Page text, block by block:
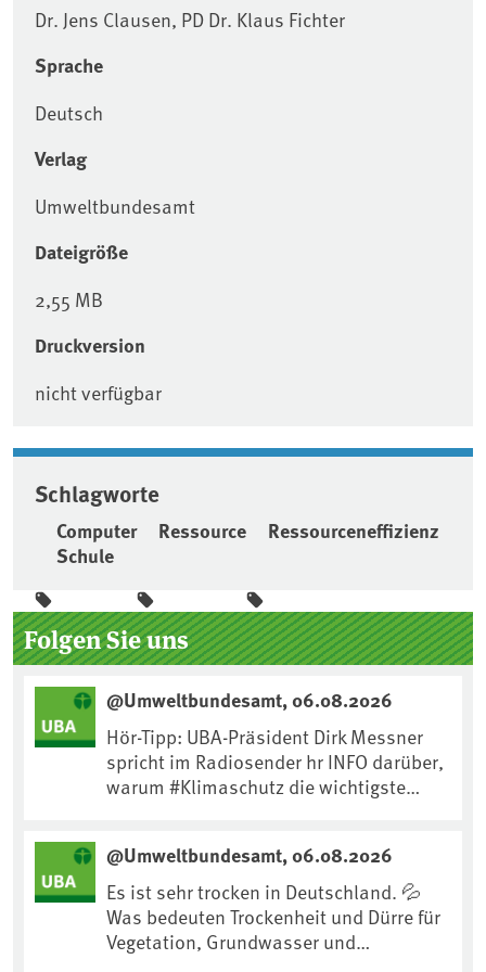
Dr. Jens Clausen, PD Dr. Klaus Fichter
Sprache
Deutsch
Verlag
Umweltbundesamt
Dateigröße
2,55 MB
Druckversion
nicht verfügbar
Schlagworte
Computer Ressource
Ressourceneffizienz
Schule
Seitenleiste
Folgen Sie uns
@Umweltbundesamt, 06.08.2026
Hör-Tipp: UBA-Präsident Dirk Messner
spricht im Radiosender hr INFO darüber,
warum #Klimaschutz die wichtigste
https://www.ardsounds.de/episode/urn
:ard:episode:0e7cf1c4b819c26d/
@Umweltbundesamt, 06.08.2026
Es ist sehr trocken in Deutschland. 💦
Was bedeuten Trockenheit und Dürre für
Vegetation, Grundwasser und